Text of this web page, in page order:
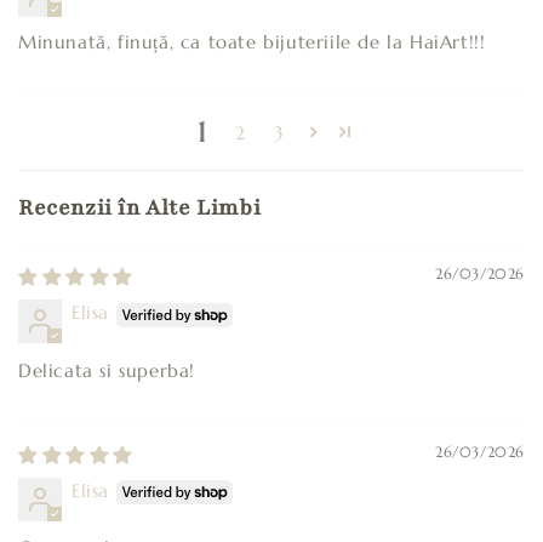
Minunată, finuță, ca toate bijuteriile de la HaiArt!!!
1 2 3
Recenzii în Alte Limbi
26/03/2026
Elisa
Delicata si superba!
26/03/2026
Elisa